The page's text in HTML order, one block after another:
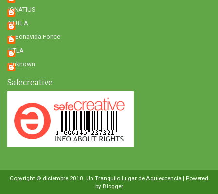
IGNATIUS
NUTLA
S. Bonavida Ponce
UTLA
Unknown
Safecreative
Copyright © diciembre 2010. Un Tranquilo Lugar de Aquiescencia | Powered
by Blogger